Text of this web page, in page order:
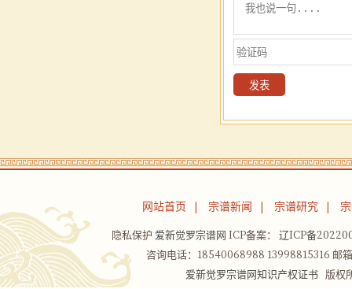
网站首页 宗谱新闻 宗谱研究
隐私保护 爱新觉罗宗谱网 ICP备案： 辽ICP备
咨询电话：18540068988 13998815316
爱新觉罗宗谱网知识产权证书版权